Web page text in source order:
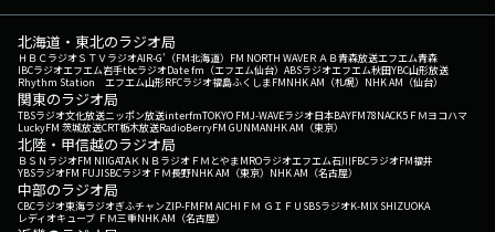
北海道・東北のラジオ局
ＨＢＣラジオＳＴＶラジオAIR-G'（FM北海道） FM NORTH WAVEＲＡＢ青森放送エフエム青森
IBCラジオエフエム岩手tbcラジオDate fm（エフエム仙台） ABSラジオエフエム秋田YBC山形放送
Rhythm Station エフエム山形RFCラジオ福島ふくしまFMNHK AM（札幌） NHK AM（仙台）
関東のラジオ局
TBSラジオ文化放送ニッポン放送interfmTOKYO FMJ-WAVEラジオ日本BAYFM78NACK5 ＦＭヨコハマ
LuckyFM 茨城放送CRT栃木放送RadioBerryFM GUNMANHK AM（東京）
北陸・甲信越のラジオ局
ＢＳＮラジオFM NIIGATAＫＮＢラジオ ＦＭとやまMROラジオエフエム石川FBCラジオFM福井
YBSラジオFM FUJISBCラジオ ＦＭ長野NHK AM（東京） NHK AM（名古屋）
中部のラジオ局
CBCラジオ東海ラジオぎふチャンZIP-FMFM AICHI ＦＭ ＧＩＦＵ SBSラジオK-MIX SHIZUOKA
レディオキューブ ＦＭ三重NHK AM（名古屋）